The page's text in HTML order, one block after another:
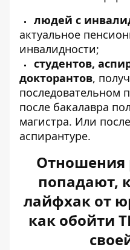
людей с
актуальное
инвалидности;
студентов,
докторантов,
последовательном
после бакалавра
магистра. Или
аспирантуре.
Отношения
попадают,
лайфхак от
как обойти